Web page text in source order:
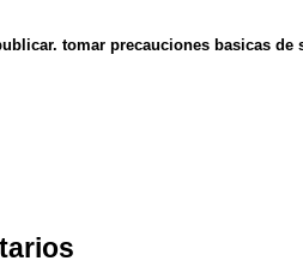
tomar precauciones basicas de